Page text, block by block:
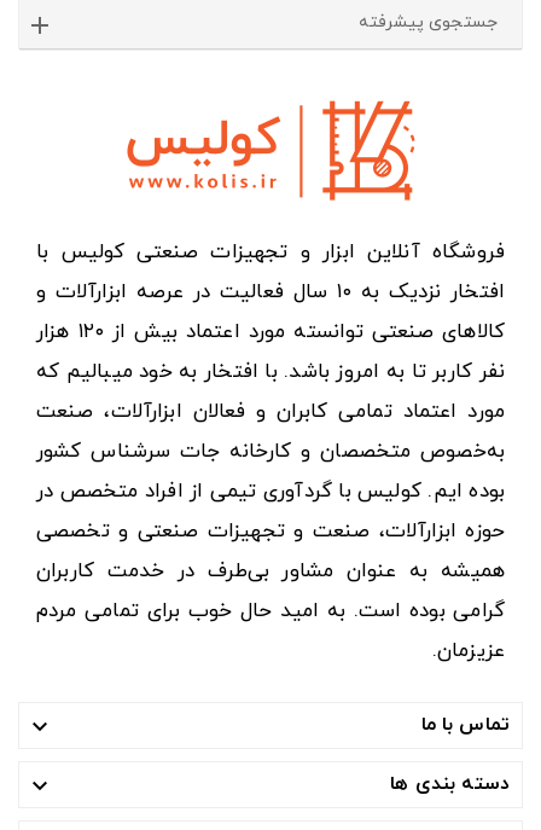
جستجوی پیشرفته
فروشگاه آنلاین ابزار و تجهیزات صنعتی کولیس با
افتخار نزدیک به ۱۰ سال فعالیت در عرصه ابزارآلات و
کالاهای صنعتی توانسته مورد اعتماد بیش از ۱۲۰ هزار
نفر کاربر تا به امروز باشد. با افتخار به خود میبالیم که
مورد اعتماد تمامی کابران و فعالان ابزارآلات، صنعت
به‌خصوص متخصصان و کارخانه جات سرشناس کشور
بوده ایم. کولیس با گردآوری تیمی از افراد متخصص در
حوزه ابزارآلات، صنعت و تجهیزات صنعتی و تخصصی
همیشه به عنوان مشاور بی‌طرف در خدمت کاربران
گرامی بوده است. به امید حال خوب برای تمامی مردم
عزیزمان.
تماس با ما 
دسته بندی ها 